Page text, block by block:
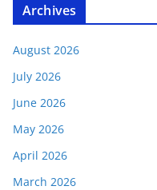
Archives
August 2026
July 2026
June 2026
May 2026
April 2026
March 2026